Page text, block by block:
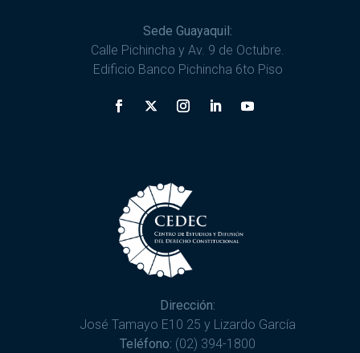
Sede Guayaquil:
Calle Pichincha y Av. 9 de Octubre.
Edificio Banco Pichincha 6to Piso
Dirección:
José Tamayo E10 25 y Lizardo García
Teléfono: (02) 394-1800